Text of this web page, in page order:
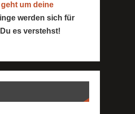
geht um deine
werden sich für
es verstehst!